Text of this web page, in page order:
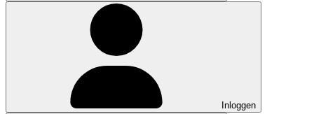
Inloggen